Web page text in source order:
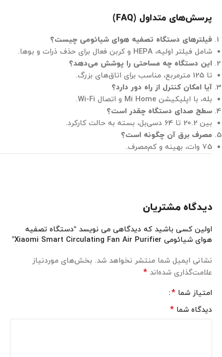
پرسش‌های متداول (FAQ )
فیلترهای دستگاه تصفیه هوای شیائومی چیست؟
شامل فیلتر اولیه، HEPA و کربن فعال برای حذف ذرات و بوها.
این دستگاه چه مساحتی را پوشش می‌دهد؟
تا 125 مترمربع، مناسب برای اتاق‌های بزرگ.
آیا امکان کنترل از راه دور دارد؟
بله، با اپلیکیشن Mi Home و اتصال Wi-Fi.
سطح صدای دستگاه چقدر است؟
بین 20.2 تا 64 دسی‌بل، بسته به حالت کارکرد.
مصرف برق آن چگونه است؟
75 وات، بهینه و کم‌مصرف.
دیدگاه مشتریان
اولین کسی باشید که دیدگاهی می نویسد “دستگاه تصفیه
هوای شیائومی Xiaomi Smart Circulating Fan Air Purifier”
نشانی ایمیل شما منتشر نخواهد شد. بخش‌های موردنیاز
علامت‌گذاری شده‌اند *
امتیاز شما *
دیدگاه شما *